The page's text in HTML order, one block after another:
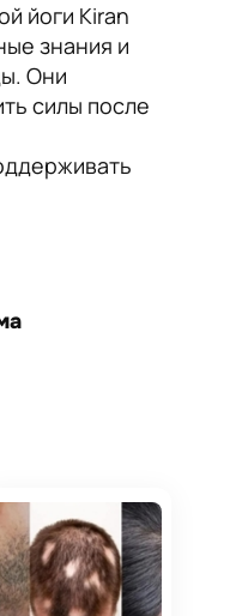
йоги Kiran
знания и
Они
силы после